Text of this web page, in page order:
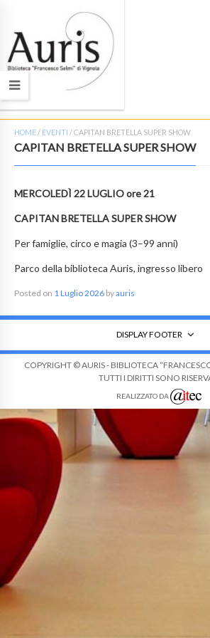
HOME/ EVENTI /CAPITAN BRETELLA SUPER SHOW
CAPITAN BRETELLA SUPER SHOW
MERCOLEDÌ 22 LUGLIO ore 21
CAPITAN BRETELLA SUPER SHOW
Per famiglie, circo e magia (3–99 anni)
Parco della biblioteca Auris, ingresso libero
Posted on 1 Luglio 2026 byauris
DISPLAY FOOTER
COPYRIGHT © AURIS - BIBLIOTECA
TUTTI I DIRITTI SONO
REALIZZATO DA